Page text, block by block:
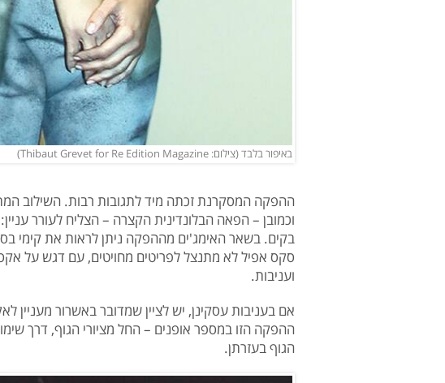
באיפור בלבד (צילום: Thibaut Grevet for Re Edition Magazine)
ההפקה המסקרנת זכתה מיד לתגובות רבות. השילוב
וכמובן – הפאה הבלונדינית הקצרה – הצליח לעורר
בקים. בשאר האימג'ים מההפקה ניתן לראות את קימי
סקס אפיל לא מתנצל לפריטים מחויטים, עם דגש על
ועניבות.
אם בעניבות עסקינן, יש לציין שמדובר באשרור מעניין
ההפקה הזו במספר אופנים – החל מציורי הגוף, דרך
הגוף בעזרתן.